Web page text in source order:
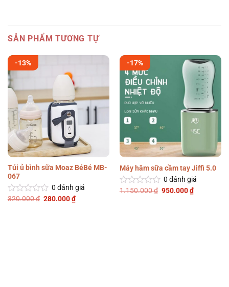
SẢN PHẨM TƯƠNG TỰ
-13%
Túi ủ bình sữa Moaz BéBé MB-
067
Được
0 đánh giá
320.000₫ Giá
280.000₫Giá
hiện
-17%
Máy hâm sữa cầm tay Jiffi 5.0
Được
0 đánh giá
1.150.000₫ Giá
950.000₫Giá
hiện